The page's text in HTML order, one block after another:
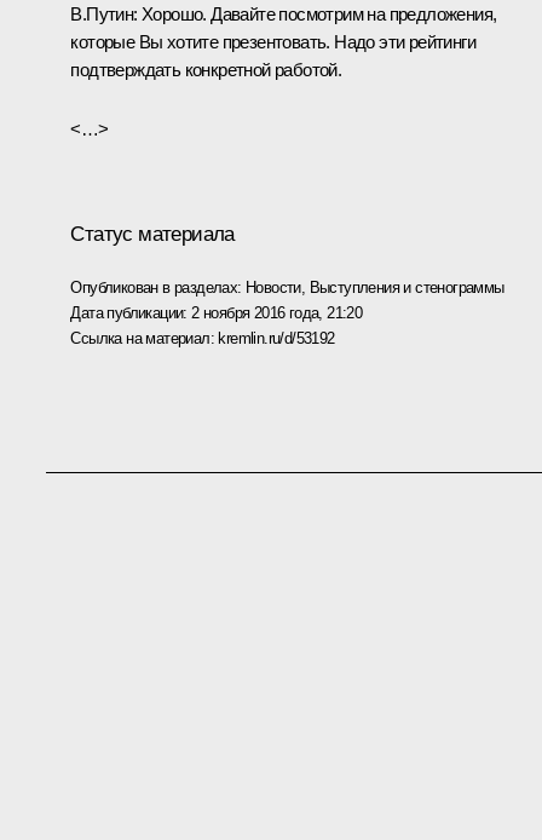
В.Путин: Хорошо. Давайте посмотрим на предложения,
которые Вы хотите презентовать. Надо эти рейтинги
подтверждать конкретной работой.
<…>
Статус материала
Опубликован в разделах: Новости, Выступления и стенограммы
Дата публикации: 2 ноября 2016 года, 21:20
Ссылка на материал: kremlin.ru/d/53192